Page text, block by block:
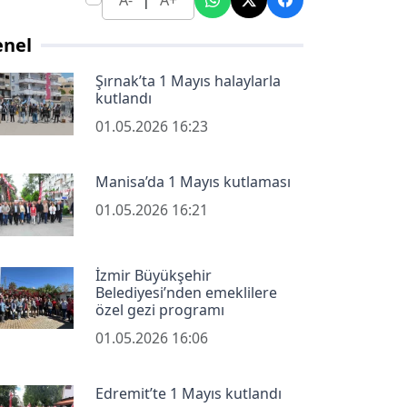
Şırnak’ta 1 Mayıs halaylarla
kutlandı
01.05.2026 16:23
Manisa’da 1 Mayıs kutlaması
01.05.2026 16:21
İzmir Büyükşehir
Belediyesi’nden emeklilere
özel gezi programı
01.05.2026 16:06
Edremit’te 1 Mayıs kutlandı